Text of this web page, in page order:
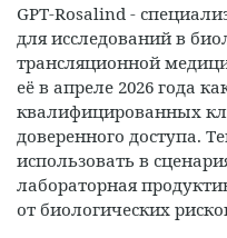
GPT‑Rosalind -
для исследований в
трансляционной
её в апреле 2026 года
квалифицированных
доверенного доступа.
использовать в
лабораторная
от биологических